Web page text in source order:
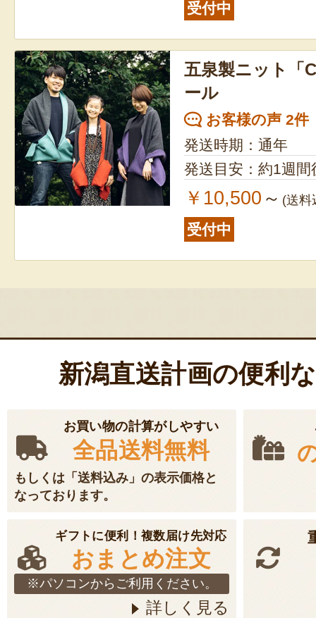
受付中
五泉製ニット「
ール
お客様の声 2件
発送時期：通年
発送目安：約1週間
￥10,500 ～ (送料
受付中
新潟直送計画の便利
お買い物の計算がしやすい
全品送料無料
もしくは「送料込み」の表示価格と
なっております。
ギフトに便利！複数届け先対応
おまとめ注文
※パソコンからご利用ください。
詳しく見る